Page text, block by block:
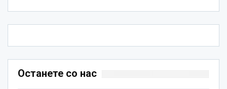
Останете со нас